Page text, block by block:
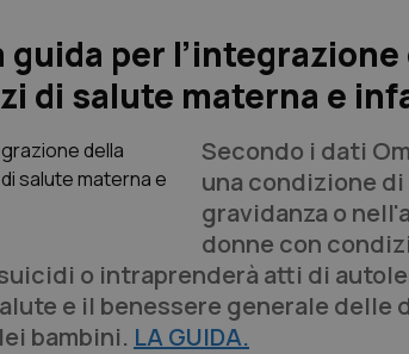
guida per
di salute materna e
Secondo i dati
una condizione
gravidanza o
donne con
o intraprenderà atti di
e il benessere generale delle
bambini. LA GUIDA.